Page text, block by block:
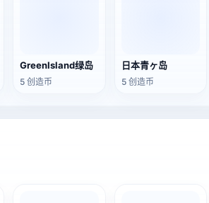
GreenIsland绿岛
5 创造币
日本青ヶ岛
5 创造币